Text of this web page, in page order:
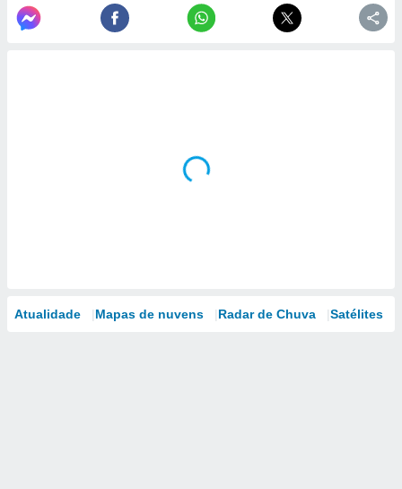
Atualidade Mapas de nuvens Radar de Chuva Satélites